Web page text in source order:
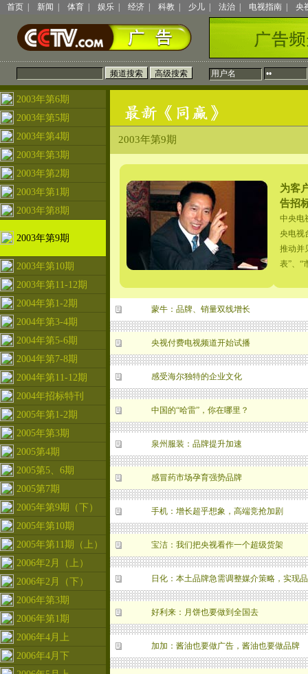
首页 新闻 体育 娱乐 经济 科教 少儿 法治 电视指南 央
2003年第6期
2003年第5期
2003年第4期
2003年第3期
2003年第2期
2003年第1期
2003年第8期
2003年第9期
2003年第10期
2003年第11-12期
2004年第1-2期
2004年第3-4期
2004年第5-6期
2004年第7-8期
2004年第11-12期
2004年招标特刊
2005年第1-2期
2005年第3期
2005第4期
2005第5、6期
2005第7期
2005年第9期（下）
2005年第10期
2005年第11期（上）
2006年2月（上）
2006年2月（下）
2006年第3期
2006年第1期
2006年4月上
2006年4月下
2003年第9期
为客
告招
中央电
央电视
推动并
表”、“
蒙牛：品牌、销量双线增长
央视付费电视频道开始试播
感受海尔独特的企业文化
中国的“哈雷”，你在哪里？
泉州服装：品牌提升加速
感冒药市场孕育强势品牌
手机：增长超乎想象，高端竞抢加剧
宝洁：我们把央视看作一个超级货架
日化：本土品牌急需调整媒介策略，实现
好利来：月饼也要做到全国去
加加：酱油也要做广告，酱油也要做品牌